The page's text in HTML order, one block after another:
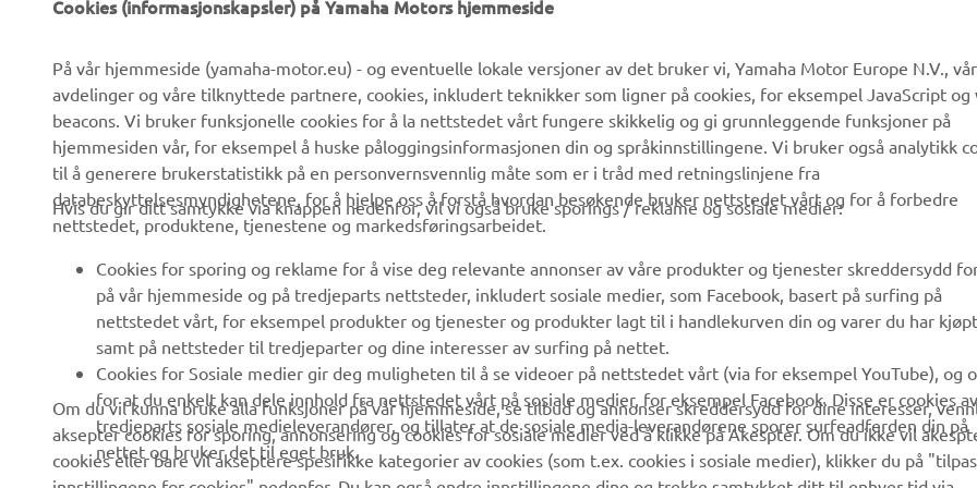
Nyheter
Arrangementer
Yamaha Press
Brosjyrer
Jobber hos Yamaha
Bli en forhandler
Retningslinjer For
Menneskerettigheter
Grunnleggende
Retningslinjer For
Bærekraft
Whistleblower Channel
Myndigheter
Golfbaner
Redningstjeneste
Kjøreskoler
Robotics
Partnerskap
Teknisk informasjon for
frittstående forhandlere
Yamalube Safety Data
Sheets
Yamaha Music
Yamaha Racing
Yamaha Motor Global
Mobilapper
Reservedelskatalog
Finn en Yamaha-forhandler
Håndtering av brukte
batterier
På vår hjemmeside (yamaha-motor.eu) - og eventuelle lokale versjoner av det bruker vi, Yamaha Motor Europe N.V., våre
beacons. Vi bruker funksjonelle cookies for å la nettstedet vårt fungere skikkelig og gi grunnleggende funksjoner på
hjemmesiden vår, for eksempel å huske påloggingsinformasjonen din og språkinnstillingene. Vi bruker også analytikk
til å generere brukerstatistikk på en personvernsvennlig måte som er i tråd med retningslinjene fra
databeskyttelsesmyndighetene, for å hjelpe oss å forstå hvordan besøkende bruker nettstedet vårt og for å forbedre
nettstedet, produktene, tjenestene og markedsføringsarbeidet.
Hvis du gir ditt samtykke via knappen nedenfor, vil vi også bruke sporings / reklame og sosiale medier:
Cookies for sporing og reklame for å vise deg relevante annonser av våre produkter og tjenester skreddersydd for
på vår hjemmeside og på tredjeparts nettsteder, inkludert sosiale medier, som Facebook, basert på surfing på
nettstedet vårt, for eksempel produkter og tjenester og produkter lagt til i handlekurven din og varer du har kjøpt,
samt på nettsteder til tredjeparter og dine interesser av surfing på nettet.
Cookies for Sosiale medier gir deg muligheten til å se videoer på nettstedet vårt (via for eksempel YouTube), og
for at du enkelt kan dele innhold fra nettstedet vårt på sosiale medier, for eksempel Facebook. Disse er cookies av
tredjeparts sosiale medieleverandører, og tillater at de sosiale media-leverandørene sporer surfeadferden din på
nettet og bruker det til eget bruk.
Om du vil kunna bruke alla funksjoner på vår hjemmeside, se tilbud og annonser skreddersydd for dine interesser,
aksepter cookies for sporing, annonsering og cookies for sosiale medier ved å klikke på Akespter. Om du ikke vil
cookies eller bare vil akseptere spesifikke kategorier av cookies (som t.ex. cookies i sosiale medier), klikker du på
innstillingene for cookies" nedenfor. Du kan også endre innstillingene dine og trekke samtykket ditt til enhver tid via
Cookie Policy. Vennligst les denne informasjonen for å lære mer om cookies vi bruker og hvordan vi bruker dem.